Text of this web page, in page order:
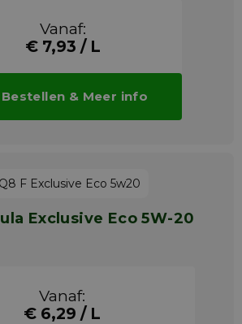
Vanaf:
€ 7,93 / L
Bestellen & Meer info
Exclusive Eco 5W-20
Vanaf:
€ 6,29 / L